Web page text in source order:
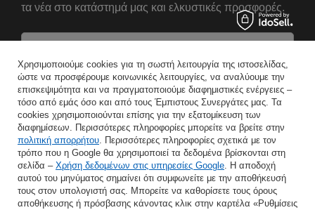
τα νέα στο κατάστημά μας και ελκυστικές προσφορές.
Εισάγετε τη διεύθυνση e-mail σας
Συμφωνώ με την επεξεργασία των προσωπικών μου δεδομένων για τους σκοπούς και το πεδίο εφαρμογής της υπηρεσίας Newsletter στο
ΑΠΟΘΉΚΕΥΣΗ
Χρησιμοποιούμε cookies για τη σωστή λειτουργία της ιστοσελίδας,
ώστε να προσφέρουμε κοινωνικές λειτουργίες, να αναλύουμε την
επισκεψιμότητα και να πραγματοποιούμε διαφημιστικές ενέργειες –
τόσο από εμάς όσο και από τους Έμπιστους Συνεργάτες μας. Τα
cookies χρησιμοποιούνται επίσης για την εξατομίκευση των
διαφημίσεων. Περισσότερες πληροφορίες μπορείτε να βρείτε στην
πολιτική απορρήτου. Περισσότερες πληροφορίες σχετικά με τον
τρόπο που η Google θα χρησιμοποιεί τα δεδομένα βρίσκονται στη
σελίδα – Χρήση δεδομένων στις υπηρεσίες Google. Η αποδοχή
αυτού του μηνύματος σημαίνει ότι συμφωνείτε με την αποθήκευσή
τους στον υπολογιστή σας. Μπορείτε να καθορίσετε τους όρους
αποθήκευσης ή πρόσβασης κάνοντας κλικ στην καρτέλα «Ρυθμίσεις